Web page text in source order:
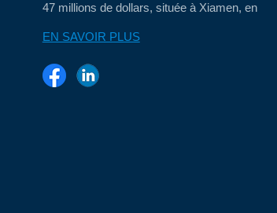
47 millions de dollars, située à Xiamen, en
Chine, une belle ville insulaire...
EN SAVOIR PLUS